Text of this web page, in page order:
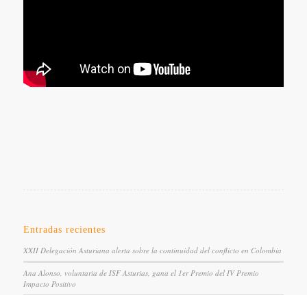
Entradas recientes
XXII Delegación Asturiana alerta sobre la continuidad del conflicto en Colombia
Ana Alonso, voluntaria de ISF Asturias, gana el 1er Premio del IV Premio
Impacto Positivo